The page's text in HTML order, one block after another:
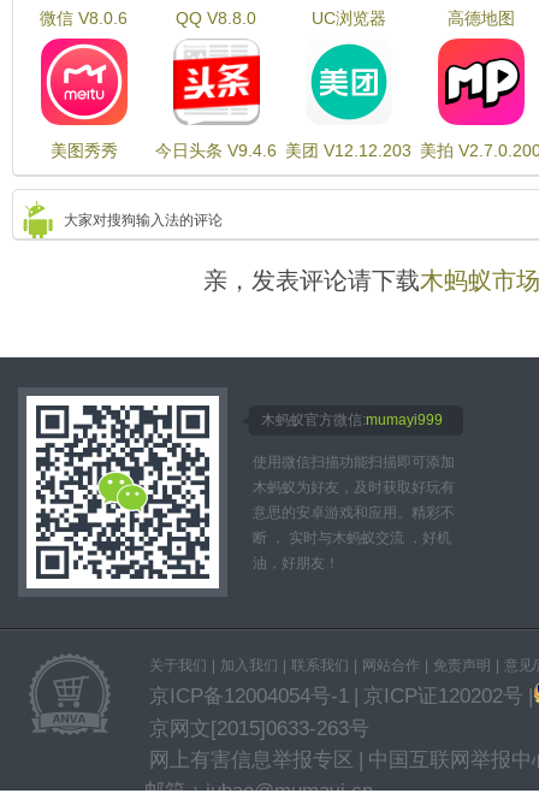
微信 V8.0.6 QQ V8.8.0
UC浏览器
V16.1.2.1263
高德地图
V10.86.0.2724
美图秀秀
V9.1.9.0
今日头条 V9.4.6 美团 V12.12.203 美拍
大家对搜狗输入法的评论
亲，发表评论请下载木蚂蚁市
木蚂蚁官方微信:mumayi999
使用微信扫描功能扫描即可添加
木蚂蚁为好友，及时获取好玩有
意思的安卓游戏和应用。精彩不
断 ， 实时与木蚂蚁交流 ，好机
油，好朋友！
关于我们 加入我们 联系我们 网站合作 免责声明 意见
京ICP备12004054号-1 | 京ICP证120202号 |
京网文[2015]0633-263号
网上有害信息举报专区 | 中国互联网举报中
邮箱：jubao@mumayi.cn